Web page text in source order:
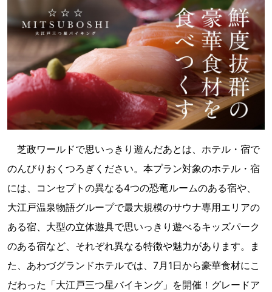
芝政ワールドで思いっきり遊んだあとは、ホテル・宿で
のんびりおくつろぎください。本プラン対象のホテル・宿
には、コンセプトの異なる4つの恐竜ルームのある宿や、
大江戸温泉物語グループで最大規模のサウナ専用エリアの
ある宿、大型の立体遊具で思いっきり遊べるキッズパーク
のある宿など、それぞれ異なる特徴や魅力があります。ま
た、あわづグランドホテルでは、7月1日から豪華食材にこ
だわった「大江戸三つ星バイキング」を開催！グレードア